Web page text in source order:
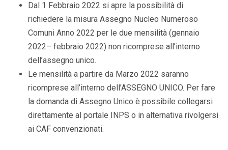
Dal 1 Febbraio 2022 si apre la possibilità di
richiedere la misura Assegno Nucleo Numeroso
Comuni Anno 2022 per le due mensilità (gennaio
2022– febbraio 2022) non ricomprese all’interno
dell’assegno unico.
Le mensilità a partire da Marzo 2022 saranno
ricomprese all’interno dell’ASSEGNO UNICO. Per fare
la domanda di Assegno Unico è possibile collegarsi
direttamente al portale INPS o in alternativa rivolgersi
ai CAF convenzionati.